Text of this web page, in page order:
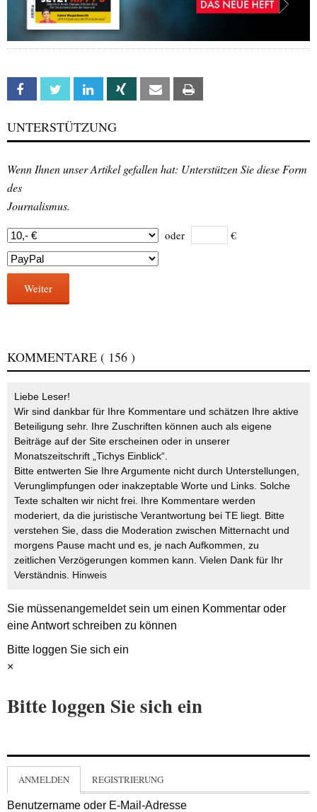
Facebook Twitter Linkedin Xing Email
UNTERSTÜTZUNG
Wenn Ihnen unser Artikel gefallen hat: Unterstützen Sie diese Form
des
Journalismus.
oder €
Weiter
KOMMENTARE ( 156 )
Liebe Leser!
Wir sind dankbar für Ihre Kommentare und schätzen Ihre aktive
Beteiligung sehr. Ihre Zuschriften können auch als eigene
Beiträge auf der Site erscheinen oder in unserer
Monatszeitschrift „Tichys Einblick“.
Bitte entwerten Sie Ihre Argumente nicht durch Unterstellungen,
Verunglimpfungen oder inakzeptable Worte und Links. Solche
Texte schalten wir nicht frei. Ihre Kommentare werden
moderiert, da die juristische Verantwortung bei TE liegt. Bitte
verstehen Sie, dass die Moderation zwischen Mitternacht und
morgens Pause macht und es, je nach Aufkommen, zu
zeitlichen Verzögerungen kommen kann. Vielen Dank für Ihr
Verständnis. Hinweis
Sie müssenangemeldetsein um einen Kommentar oder
eine Antwort schreiben zu können
Bitte loggen Sie sich ein
×
Bitte loggen Sie sich ein
ANMELDEN REGISTRIERUNG
Benutzername oder E-Mail-Adresse